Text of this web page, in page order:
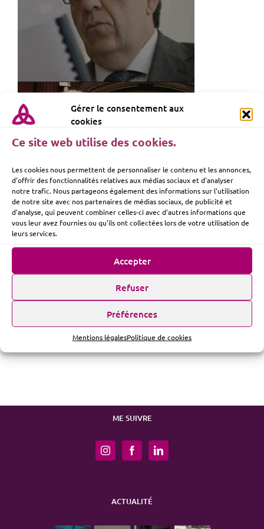
Gérer le consentement aux
cookies
Ce site web utilise des cookies.
Les cookies nous permettent de personnaliser le contenu et les annonces,
d'offrir des fonctionnalités relatives aux médias sociaux et d'analyser
notre trafic. Nous partageons également des informations sur l'utilisation
de notre site avec nos partenaires de médias sociaux, de publicité et
d'analyse, qui peuvent combiner celles-ci avec d'autres informations que
vous leur avez fournies ou qu'ils ont collectées lors de votre utilisation de
leurs services.
Accepter
Refuser
Préférences
Mentions légalesPolitique de cookies
ME SUIVRE
ACTUALITÉ